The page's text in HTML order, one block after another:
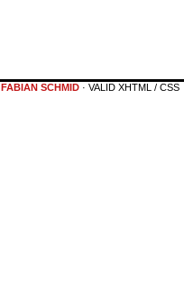
FABIAN SCHMID · VALID XHTML / CSS